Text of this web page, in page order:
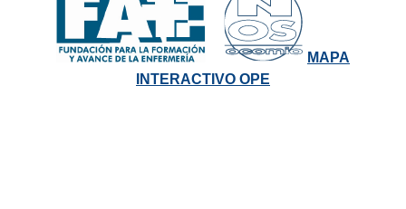
MAPA
INTERACTIVO OPE